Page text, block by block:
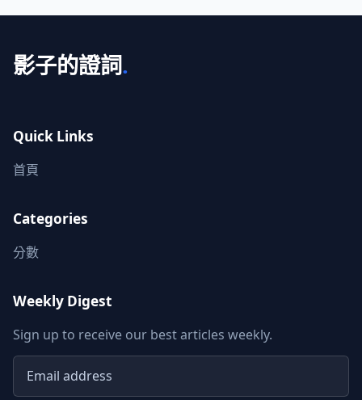
影子的證詞.
Quick Links
首頁
Categories
分數
Weekly Digest
Sign up to receive our best articles weekly.
Email address